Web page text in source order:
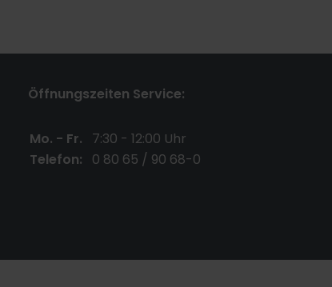
Öffnungszeiten Service:
Mo. - Fr.
7:30 - 12:00 Uhr
Telefon:
0 80 65 / 90 68-0